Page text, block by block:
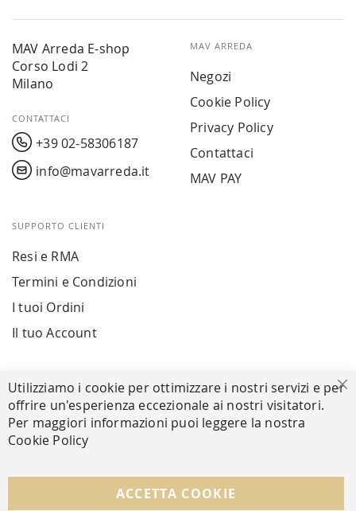
MAV Arreda E-shop
Corso Lodi 2
Milano
CONTATTACI
+39 02-58306187
info@mavarreda.it
MAV ARREDA
Negozi
Cookie Policy
Privacy Policy
Contattaci
MAV PAY
SUPPORTO CLIENTI
Resi e RMA
Termini e Condizioni
I tuoi Ordini
Il tuo Account
Facebook Instagram Whatsapp
Utilizziamo i cookie per ottimizzare i nostri servizi e per
offrire un'esperienza eccezionale ai nostri visitatori.
Per maggiori informazioni puoi leggere la nostra
Cookie Policy
ACCETTA COOKIE